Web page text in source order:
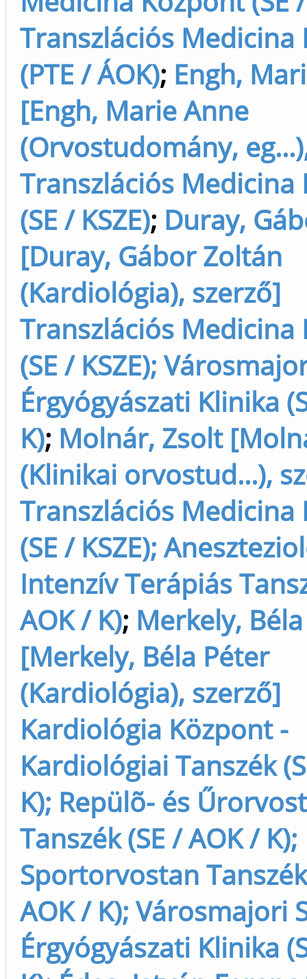
Transzlációs Medicina
(PTE / ÁOK); Engh,
[Engh, Marie Anne
(Orvostudomány,
Transzlációs Medicina
(SE / KSZE); Duray,
[Duray, Gábor Zoltán
(Kardiológia), szerző]
Transzlációs Medicina
(SE / KSZE);
Érgyógyászati Klinika
K); Molnár, Zsolt
(Klinikai orvostud...),
Transzlációs Medicina
(SE / KSZE);
Intenzív Terápiás
AOK / K); Merkely, Béla
[Merkely, Béla Péter
(Kardiológia), szerző]
Kardiológia Központ -
Kardiológiai Tanszék
K); Repülõ- és
Tanszék (SE / AOK / K);
Sportorvostan
AOK / K); Városmajori
Érgyógyászati Klinika